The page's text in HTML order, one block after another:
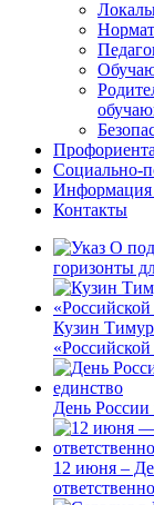
Социально-
Контакты
горизонты
Кузин
День
12 июня –